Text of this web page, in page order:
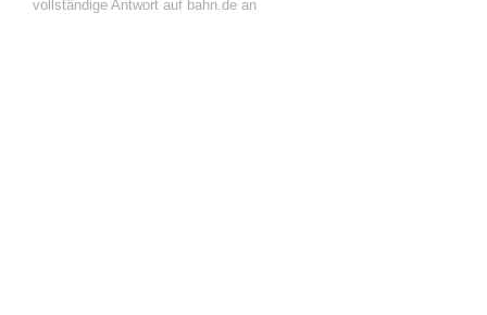
vollständige Antwort auf bahn.de an